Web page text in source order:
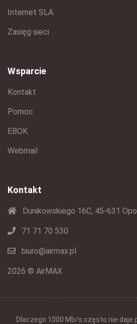
Internet SLA
Zasięg sieci
Wsparcie
Kontakt
Pomoc
EBOK
Webmail
Kontakt
Dunikowskiego 16C, 45-631
71 71 70 530
biuro@airmax.pl
2026 © AirMAX
Dlaczego 1000 Mb/s często nie daje